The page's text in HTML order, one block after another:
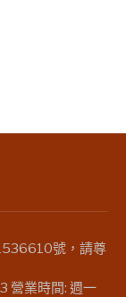
號，請尊
營業時間: 週一